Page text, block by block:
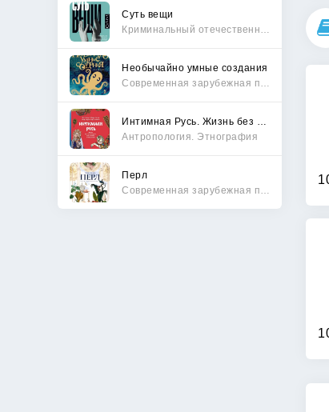
Суть вещи
Необычайно умные создания
Антропология. Этнография
Перл